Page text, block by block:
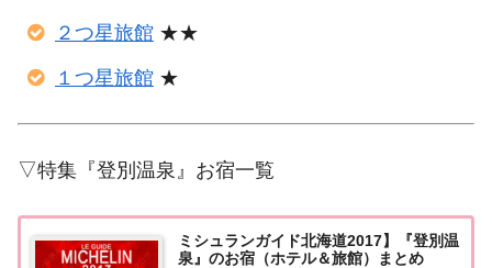
２つ星旅館 ★★
１つ星旅館 ★
▽特集『登別温泉』お宿一覧
ミシュランガイド北海道2017】『登別温
泉』のお宿（ホテル＆旅館）まとめ